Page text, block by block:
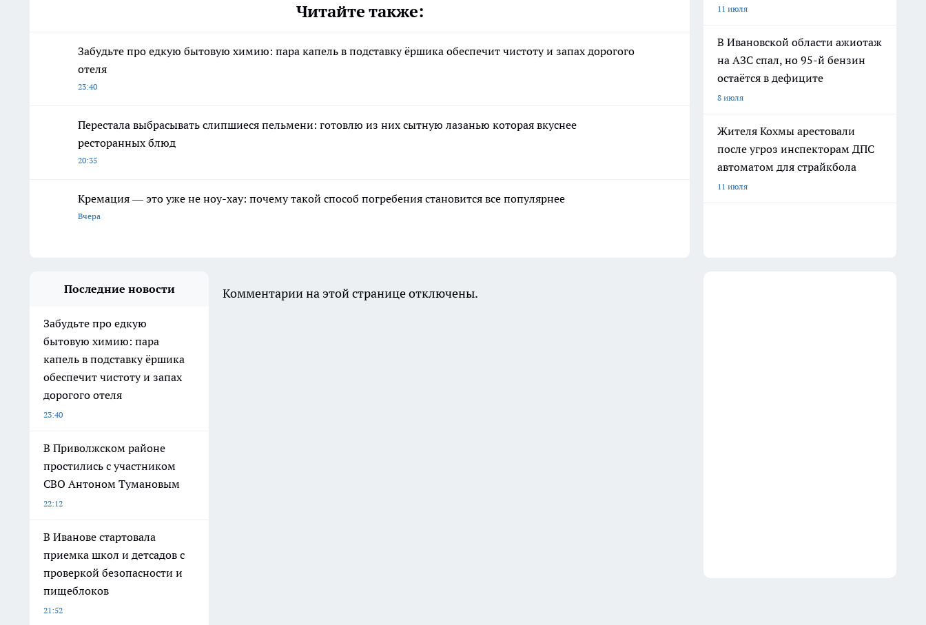
Читайте также:
Забудьте про едкую бытовую химию: пара капель в подставку ёршика обеспечит чистоту и запах дорогого
отеля
23:40
Перестала выбрасывать слипшиеся пельмени: готовлю из них сытную лазанью которая вкуснее
ресторанных блюд
20:35
Кремация — это уже не ноу-хау: почему такой способ погребения становится все популярнее
Вчера
11 июля
В Ивановской области ажиотаж
на АЗС спал, но 95-й бензин
остаётся в дефиците
8 июля
Жителя Кохмы арестовали
после угроз инспекторам ДПС
автоматом для страйкбола
11 июля
Последние новости
Забудьте про едкую
бытовую химию: пара
капель в подставку ёршика
обеспечит чистоту и запах
дорогого отеля
23:40
В Приволжском районе
простились с участником
СВО Антоном Тумановым
22:12
В Иванове стартовала
приемка школ и детсадов с
проверкой безопасности и
пищеблоков
21:52
Комментарии на этой странице отключены.